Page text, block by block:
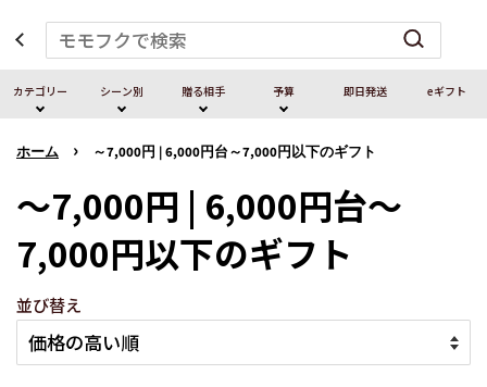
カテゴリー シーン別 贈る相⼿ 予算 即⽇発送 eギフト
ホーム › ～7,000円 | 6,000円台～7,000円以下のギフト
～7,000円 | 6,000円台～
7,000円以下のギフト
並び替え